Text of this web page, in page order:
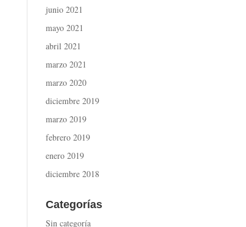
junio 2021
mayo 2021
abril 2021
marzo 2021
marzo 2020
diciembre 2019
marzo 2019
febrero 2019
enero 2019
diciembre 2018
Categorías
Sin categoría